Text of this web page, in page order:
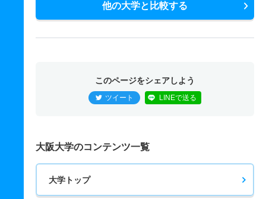
他の大学と比較する
このページをシェアしよう
ツイート LINEで送る
大阪大学のコンテンツ一覧
大学トップ